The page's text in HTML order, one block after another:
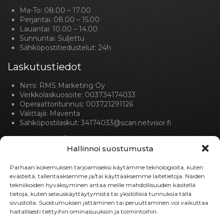
Hallinnoi suostumusta
Parhaan kokemuksen tarjoamiseksi käytämme teknologioita, kuten
evästeitä, tallentaaksemme ja/tai käyttääksemme laitetietoja. Näiden
tekniikoiden hyväksyminen antaa meille mahdollisuuden käsitellä
tietoja, kuten selauskäyttäytymistä tai yksilöllisiä tunnuksia tällä
sivustolla. Suostumuksen jättäminen tai peruuttaminen voi vaikuttaa
haitallisesti tiettyihin ominaisuuksiin ja toimintoihin.
Ma-To: 08.00 – 17.00
Perjantai: 08.00 – 15.00
Lauantai: 10.00 – 14.00
Sunnuntai: Suljettu
Sähköpostitiedustelut: 24h
Laskutustiedot
Nimi: RMS Marketing Oy
Verkkolaskuosoite: 003734174033
Operaattoritunnus: 003721291126
Välittäjä: Maventa
Sähköpostilaskut:34174033@scan.netvisor.fi
Toimitukset
Toimitamme osat perille toimitusperiaatteella siihen